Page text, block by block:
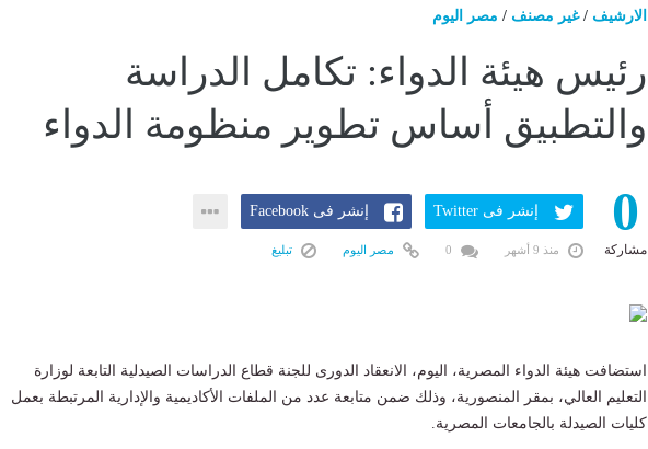
الارشيف /غير مصنف / مصر اليوم
رئيس هيئة الدواء: تكامل الدراسة
والتطبيق أساس تطوير منظومة الدواء
0
مشاركة
إنشر فى Twitter إنشر فى Facebook
منذ 9 أشهر مصر اليوم تبليغ
استضافت هيئة الدواء المصرية، اليوم، الانعقاد الدورى للجنة قطاع الدراسات الصيدلية التابعة لوزارة
التعليم العالي، بمقر المنصورية، وذلك ضمن متابعة عدد من الملفات الأكاديمية والإدارية المرتبطة بعمل
كليات الصيدلة بالجامعات المصرية.